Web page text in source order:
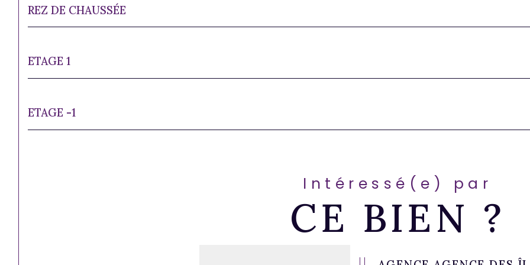
REZ DE CHAUSSÉE
ETAGE 1
ETAGE -1
Intéressé(e) par
CE BIEN ?